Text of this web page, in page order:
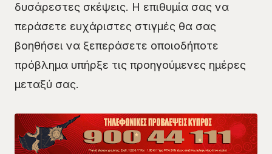
δυσάρεστες σκέψεις. Η επιθυμία σας να
περάσετε ευχάριστες στιγμές θα σας
βοηθήσει να ξεπεράσετε οποιοδήποτε
πρόβλημα υπήρξε τις προηγούμενες ημέρες
μεταξύ σας.